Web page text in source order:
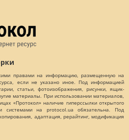
правами на информацию, размещенную на
если не указано иное. Под информацией
статьи, фотоизображения, рисунки, ящик-
материалы. При использовании материалов,
«Протокол» наличие гиперссылки открытого
системами на protocol.ua обязательна. Под
адаптация, рерайтинг, модификация